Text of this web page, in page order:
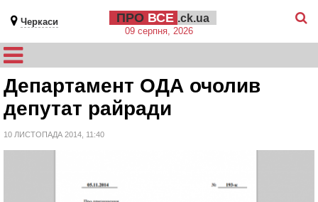
Черкаси ПРО ВСЕ .ck.ua
09 серпня, 2026
Департамент ОДА очолив
депутат райради
10 ЛИСТОПАДА 2014, 11:40